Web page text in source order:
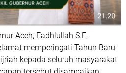
Aceh, Fadhlullah S.E,
memperingati Tahun Baru
kepada seluruh masyarakat